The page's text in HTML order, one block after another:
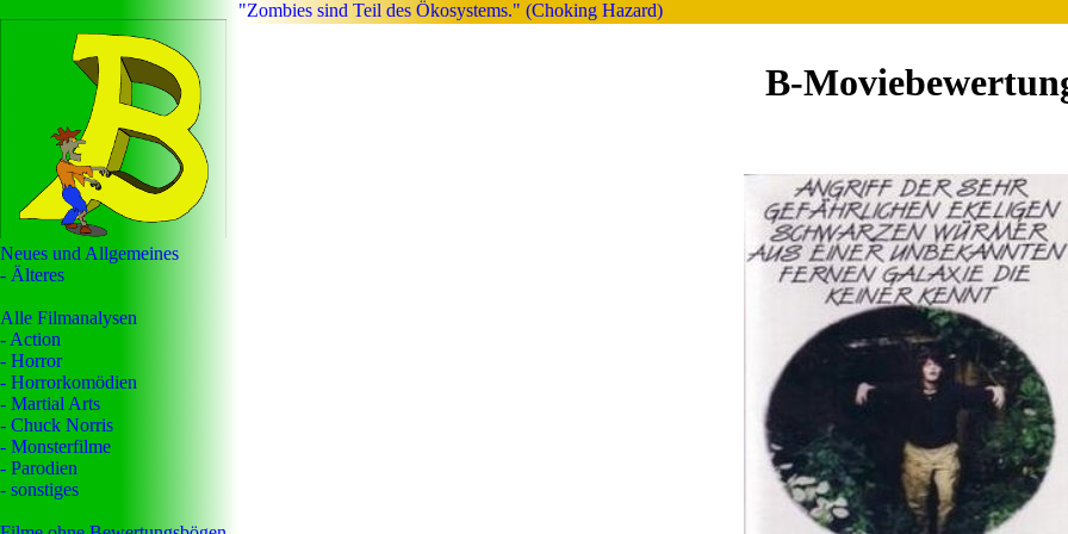
Neues und Allgemeines
- Älteres
Alle Filmanalysen
- Action
- Horror
- Horrorkomödien
- Martial Arts
- Chuck Norris
- Monsterfilme
- Parodien
- sonstiges
"Zombies sind Teil des Ökosystems." (Choking Hazard)
B-